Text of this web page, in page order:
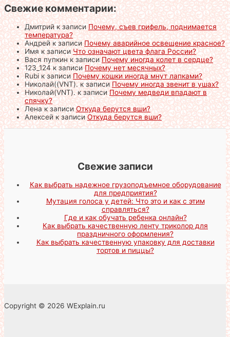
Свежие комментарии:
Дмитрийк записиПочему, съев грифель, поднимается
температура?
Андрейк записиПочему аварийное освещение красное?
Имяк записиЧто означают цвета флага России?
Вася пупкинк записиПочему иногда колет в сердце?
123_124к записиПочему нет месячных?
Rubiк записиПочему кошки иногда мнут лапками?
Николай((VNT).к записиПочему иногда звенит в ушах?
Николай(VNT).к записиПочему медведи впадают в
спячку?
Ленак записиОткуда берутся вши?
Алексейк записиОткуда берутся вши?
Свежие записи
Как выбрать надежное грузоподъемное оборудование
для предприятия?
Мутация голоса у детей: Что это и как с этим
справляться?
Где и как обучать ребенка онлайн?
Как выбрать качественную ленту триколор для
праздничного оформления?
Как выбрать качественную упаковку для доставки
тортов и пиццы?
Copyright © 2026 WExplain.ru